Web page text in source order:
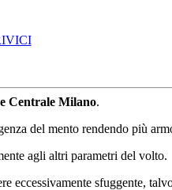
Centrale Milano.
del mento rendendo più
agli altri parametri del volto.
sfuggente,